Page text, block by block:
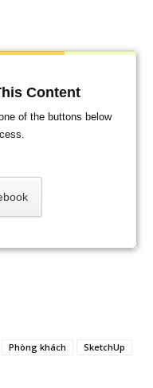
Content
of the buttons below
Phòng khách
SketchUp